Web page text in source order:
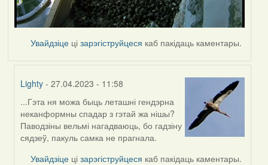
Увайдзіце цізарэгіструйцеся каб пакідаць каментары.
Lighty - 27.04.2023 - 11:58
In
reply
to
by
Harrier
...Гэта ня можа быць леташні гендэрна
неканформны спадар з гэтай жа нішы?
Паводзіны вельмі нагадваюць, бо гадзіну
сядзеў, пакуль самка не прагнала.
Увайдзіце цізарэгіструйцеся каб пакідаць каментары.